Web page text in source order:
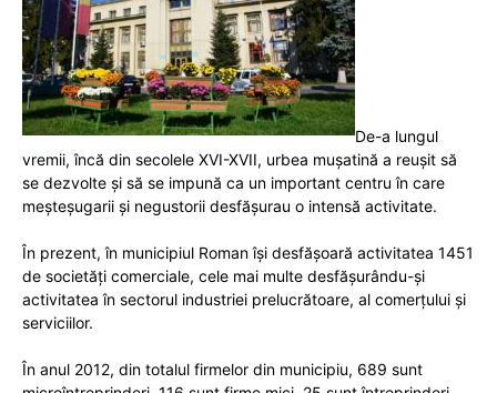
De-a lungul
vremii, încă din secolele XVI-XVII, urbea mușatină a reușit să
se dezvolte şi să se impună ca un important centru în care
meşteşugarii şi negustorii desfăşurau o intensă activitate.
În prezent, în municipiul Roman îşi desfăşoară activitatea 1451
de societăţi comerciale, cele mai multe desfăşurându-și
activitatea în sectorul industriei prelucrătoare, al comerţului şi
serviciilor.
În anul 2012, din totalul firmelor din municipiu, 689 sunt